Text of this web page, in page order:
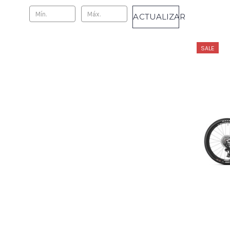
ACTUALIZAR
SALE